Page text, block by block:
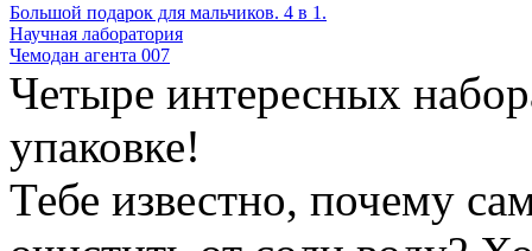
Большой подарок для мальчиков. 4 в 1.
Научная лаборатория
Чемодан агента 007
Четыре интересных
упаковке!
Тебе известно, почему